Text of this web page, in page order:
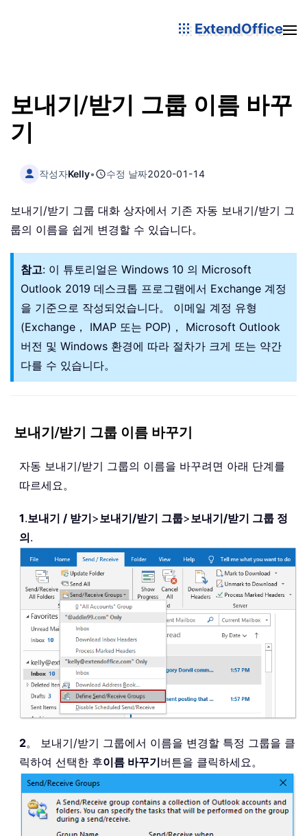
ExtendOffice
보내기/받기 그룹 이름 바꾸
기
작성자Kelly• 수정 날짜2020-01-14
보내기/받기 그룹 대화 상자에서 기존 자동 보내기/받기 그
룹의 이름을 쉽게 변경할 수 있습니다。
참고: 이 튜토리얼은 Windows 10 의 Microsoft
Outlook 2019 데스크톱 프로그램에서 Exchange 계정
을 기준으로 작성되었습니다。 이메일 계정 유형
(Exchange， IMAP 또는 POP)， Microsoft Outlook
버전 및 Windows 환경에 따라 절차가 크게 또는 약간
다를 수 있습니다。
보내기/받기 그룹 이름 바꾸기
자동 보내기/받기 그룹의 이름을 바꾸려면 아래 단계를
따르세요。
1.보내기 / 받기>보내기/받기 그룹>보내기/받기 그룹 정
의.
2。 보내기/받기 그룹에서 이름을 변경할 특정 그룹을 클
릭하여 선택한 후이름 바꾸기버튼을 클릭하세요。